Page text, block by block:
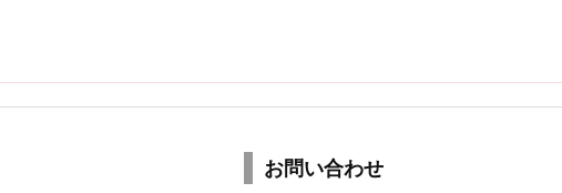
お問い合わせ